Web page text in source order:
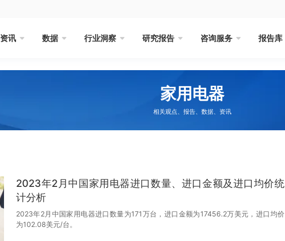
资讯 数据 行业洞察 研究报告 咨询服务 报告库
家用电器
相关观点、报告、数据、资讯
2023年2月中国家用电器进口数量、进口金额及进口均价统
计分析
2023年2月中国家用电器进口数量为171万台，进口金额为17456.2万美元，进口均价
为102.08美元/台。